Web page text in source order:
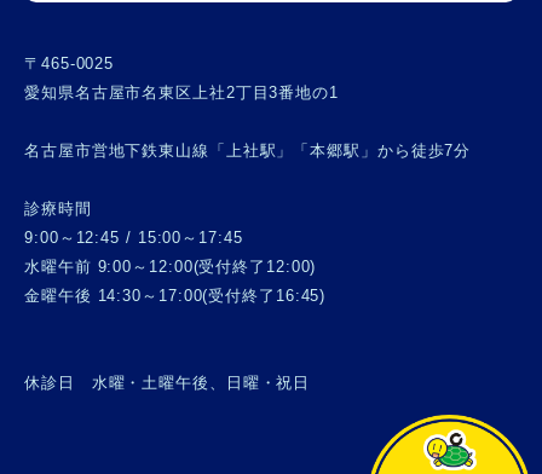
〒465-0025
愛知県名古屋市名東区上社2丁目3番地の1
名古屋市営地下鉄東山線「上社駅」「本郷駅」から徒歩7分
診療時間
9:00～12:45 / 15:00～17:45
水曜午前 9:00～12:00(受付終了12:00)
金曜午後 14:30～17:00(受付終了16:45)
休診日 水曜・土曜午後、日曜・祝日